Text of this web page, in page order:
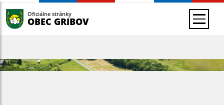
Oficiálne stránky
OBEC GRIBOV